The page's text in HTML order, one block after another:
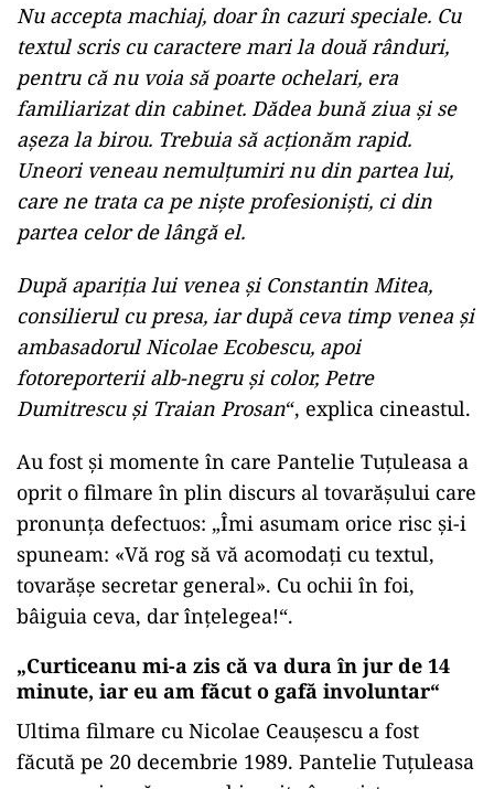
Nu accepta machiaj, doar în cazuri speciale. Cu
textul scris cu caractere mari la două rânduri,
pentru că nu voia să poarte ochelari, era
familiarizat din cabinet. Dădea bună ziua şi se
aşeza la birou. Trebuia să acţionăm rapid.
Uneori veneau nemulţumiri nu din partea lui,
care ne trata ca pe nişte profesionişti, ci din
partea celor de lângă el.
După apariţia lui venea şi Constantin Mitea,
consilierul cu presa, iar după ceva timp venea şi
ambasadorul Nicolae Ecobescu, apoi
fotoreporterii alb-negru şi color, Petre
Dumitrescu şi Traian Prosan“, explica cineastul.
Au fost şi momente în care Pantelie Tuţuleasa a
oprit o filmare în plin discurs al tovarăşului care
pronunţa defectuos: „Îmi asumam orice risc şi-i
spuneam: «Vă rog să vă acomodaţi cu textul,
tovarăşe secretar general». Cu ochii în foi,
bâiguia ceva, dar înţelegea!“.
„Curticeanu mi-a zis că va dura în jur de 14
minute, iar eu am făcut o gafă involuntar“
Ultima filmare cu Nicolae Ceauşescu a fost
făcută pe 20 decembrie 1989. Pantelie Tuţuleasa